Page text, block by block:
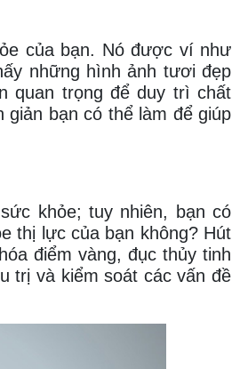
của bạn. Nó được ví như
những hình ảnh tươi đẹp
quan trọng để duy trì chất
bạn có thể làm để giúp
khỏe; tuy nhiên, bạn có
thị lực của bạn không? Hút
điểm vàng, đục thủy tinh
trị và kiểm soát các vấn đề